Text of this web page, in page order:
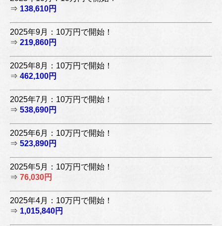
⇒ 138,610円
2025年9月：10万円で開始！
⇒ 219,860円
2025年8月：10万円で開始！
⇒ 462,100円
2025年7月：10万円で開始！
⇒ 538,690円
2025年6月：10万円で開始！
⇒ 523,890円
2025年5月：10万円で開始！
⇒ 76,030円
2025年4月：10万円で開始！
⇒ 1,015,840円